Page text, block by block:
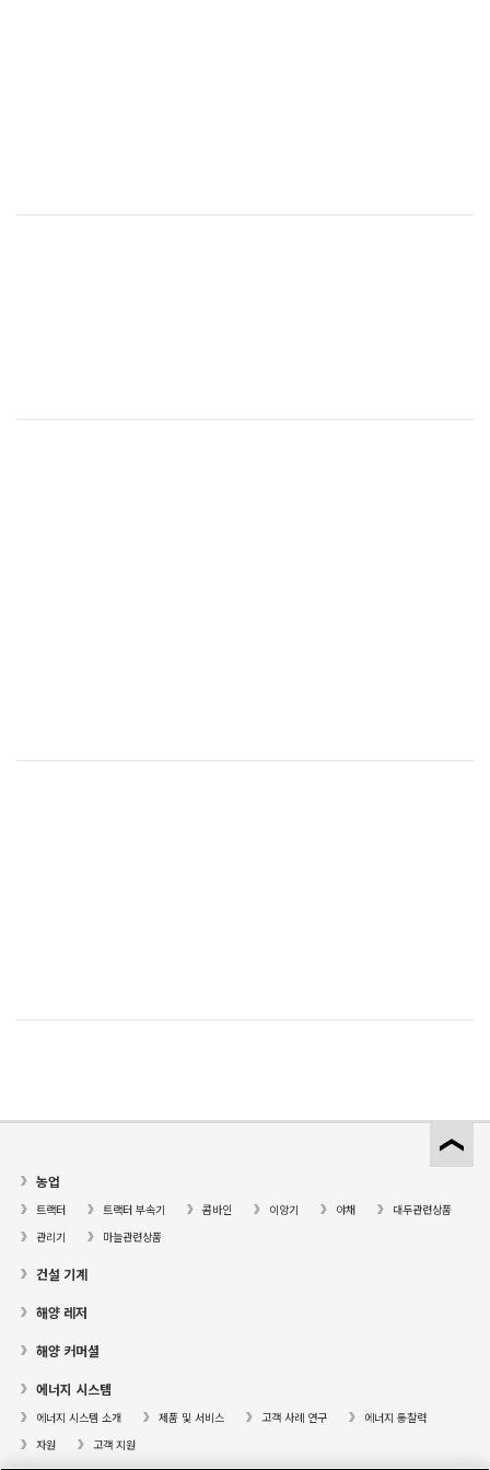
농업
트랙터 트랙터 부속기 콤바인 이앙기 야채
대두관련상품
관리기
마늘관련상품
건설 기계
해양 레저
해양 커머셜
에너지 시스템
에너지 시스템 소개 제품 및 서비스 고객 사례 연구
에너지 통찰력
자원
고객 지원